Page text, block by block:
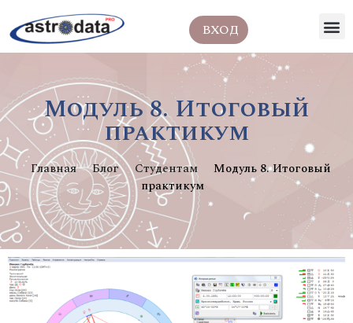
ВХОД
Модуль 8. Итоговый
практикум
Главная Блог Студентам
Модуль 8. Итоговый
практикум